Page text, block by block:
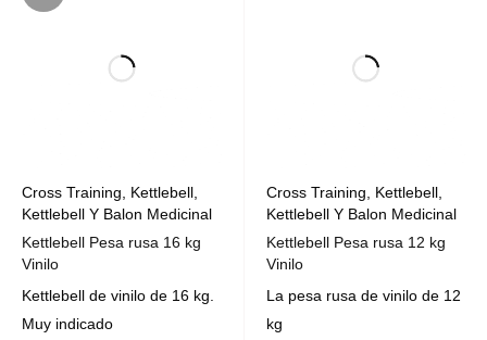
Cross Training Kettlebell
Kettlebell Y Balon Medicinal
Kettlebell Pesa rusa 16 kg
Vinilo
Kettlebell de vinilo de 16 kg.
Muy indicado
Cross Training Kettlebell,
Kettlebell Y Balon Medicinal
Kettlebell Pesa rusa 12 kg
Vinilo
La pesa rusa de vinilo de 12
kg